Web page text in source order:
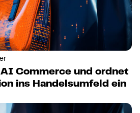
Commerce und ordnet
ins Handelsumfeld ein